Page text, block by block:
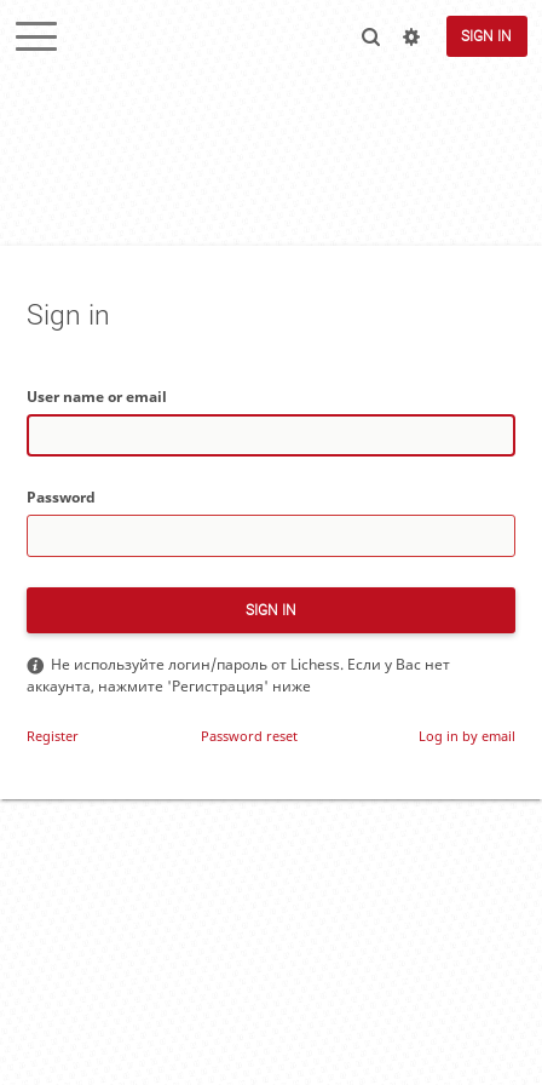
SIGN IN
Sign in
User name or email
Password
SIGN IN
Не используйте логин/пароль от Lichess. Если у Вас нет
аккаунта, нажмите 'Регистрация' ниже
Register Password reset Log in by email